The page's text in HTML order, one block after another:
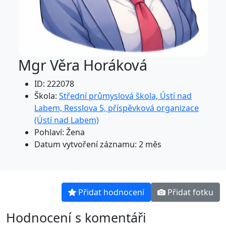
Mgr Věra Horáková
ID: 222078
Škola: Střední průmyslová škola, Ústí nad
Labem, Resslova 5, příspěvková organizace
(Ústí nad Labem)
Pohlaví: Žena
Datum vytvoření záznamu: 2 měs
Přidat hodnocení Přidat fotku
Hodnocení s komentáři